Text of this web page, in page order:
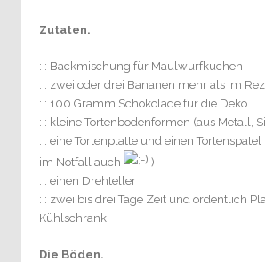
Zutaten.
: : Backmischung für Maulwurfkuchen
: : zwei oder drei Bananen mehr als im
: : 100 Gramm Schokolade für die Deko
: : kleine Tortenbodenformen (aus Metall,
: : eine Tortenplatte und einen Tortenspatel
im Notfall auch
)
: : einen Drehteller
: : zwei bis drei Tage Zeit und ordentlich
Kühlschrank
Die Böden.